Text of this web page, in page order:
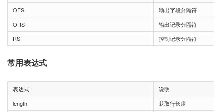
OFS
输出字段分隔符
ORS
输出记录分隔符
RS
控制记录分隔符
常用表达式
表达式
说明
length
获取行长度